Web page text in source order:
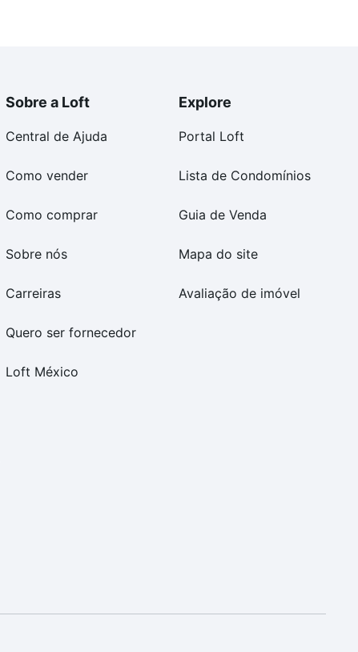
Sobre a Loft
Central de Ajuda
Como vender
Como comprar
Sobre nós
Carreiras
Quero ser fornecedor
Loft México
Explore
Portal Loft
Lista de Condomínios
Guia de Venda
Mapa do site
Avaliação de imóvel